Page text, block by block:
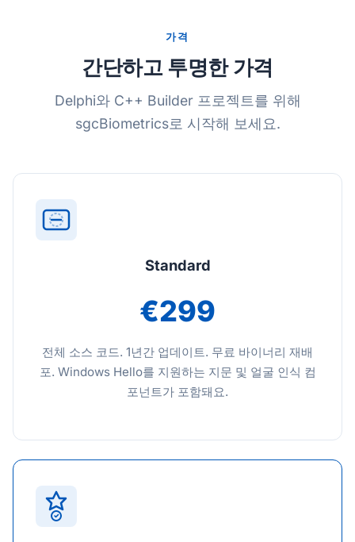
가격
간단하고 투명한 가격
Delphi와 C++ Builder 프로젝트를 위해
sgcBiometrics로 시작해 보세요.
Standard
€299
전체 소스 코드. 1년간 업데이트. 무료 바이너리 재배
포. Windows Hello를 지원하는 지문 및 얼굴 인식 컴
포넌트가 포함돼요.